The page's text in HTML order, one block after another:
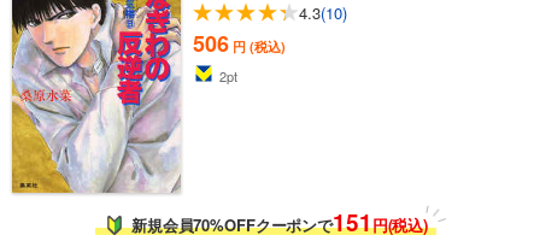
4.3(10)
506 円 (税込)
2pt
新規会員70%OFFクーポンで151円(税込)